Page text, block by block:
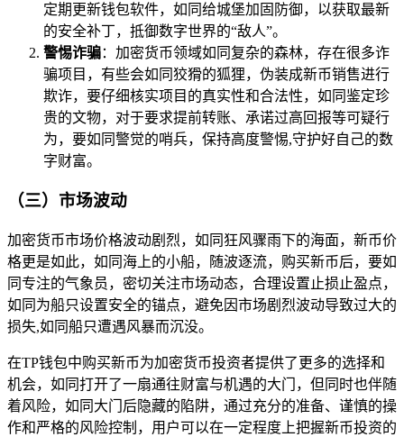
定期更新钱包软件，如同给城堡加固防御，以获取最新
的安全补丁，抵御数字世界的“敌人”。
警惕诈骗：加密货币领域如同复杂的森林，存在很多诈
骗项目，有些会如同狡猾的狐狸，伪装成新币销售进行
欺诈，要仔细核实项目的真实性和合法性，如同鉴定珍
贵的文物，对于要求提前转账、承诺过高回报等可疑行
为，要如同警觉的哨兵，保持高度警惕,守护好自己的数
字财富。
（三）市场波动
加密货币市场价格波动剧烈，如同狂风骤雨下的海面，新币价
格更是如此，如同海上的小船，随波逐流，购买新币后，要如
同专注的气象员，密切关注市场动态，合理设置止损止盈点，
如同为船只设置安全的锚点，避免因市场剧烈波动导致过大的
损失,如同船只遭遇风暴而沉没。
在TP钱包中购买新币为加密货币投资者提供了更多的选择和
机会，如同打开了一扇通往财富与机遇的大门，但同时也伴随
着风险，如同大门后隐藏的陷阱，通过充分的准备、谨慎的操
作和严格的风险控制，用户可以在一定程度上把握新币投资的